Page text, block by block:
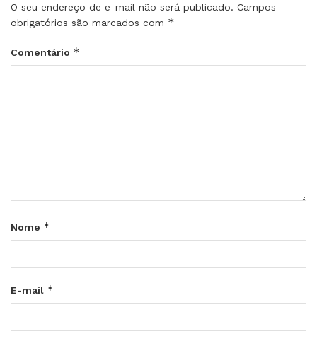
O seu endereço de e-mail não será publicado. Campos
obrigatórios são marcados com *
Comentário *
Nome *
E-mail *